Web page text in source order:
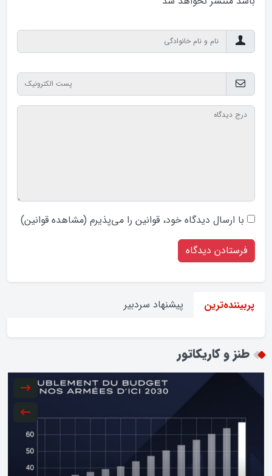
با ارسال دیدگاه‌ خود، قوانین را می‌پذیرم (مشاهده قوانین)
پربیننده‌ترین پیشنهاد سردبیر
طنز و کاریکاتور